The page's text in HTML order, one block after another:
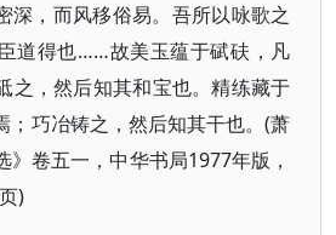
深，而风移俗易。吾所以咏歌之
道得也……故美玉蕴于碔砆，凡
之，然后知其和宝也。精练藏于
；巧冶铸之，然后知其干也。(萧
》卷五一，中华书局1977年版，
)